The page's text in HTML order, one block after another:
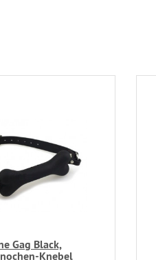
Gag Black,
Knebel